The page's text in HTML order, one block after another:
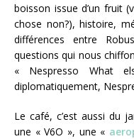
boisson issue d’un fruit
chose non?), histoire,
différences entre
questions qui nous
« Nespresso What
diplomatiquement,
Le café, c’est aussi du
une « V6O », une «